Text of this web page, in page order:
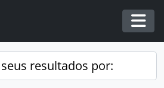
resultados por: